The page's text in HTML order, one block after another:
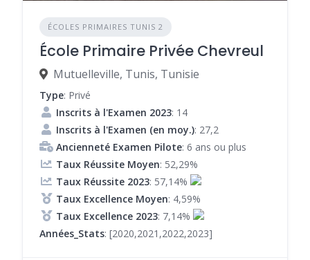
ÉCOLES PRIMAIRES TUNIS 2
École Primaire Privée Chevreul
Mutuelleville, Tunis, Tunisie
Type: Privé
Inscrits à l'Examen 2023: 14
Inscrits à l'Examen (en moy.): 27,2
Ancienneté Examen Pilote: 6 ans ou plus
Taux Réussite Moyen: 52,29%
Taux Réussite 2023: 57,14%
Taux Excellence Moyen: 4,59%
Taux Excellence 2023: 7,14%
Années_Stats: [2020,2021,2022,2023]